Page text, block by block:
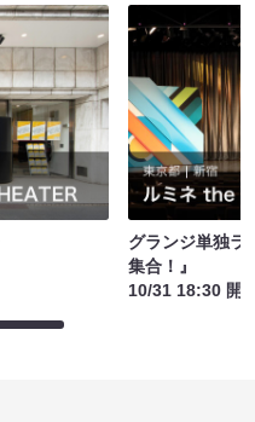
グランジ単独ラ
集合！』
10/31 18:30 開